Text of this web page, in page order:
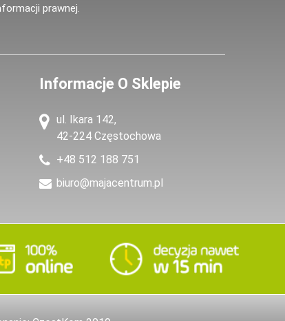
prawnej.
Informacje O Sklepie
ul. Ikara 142,
42-224 Częstochowa
+48 512 188 751
biuro@majacentrum.pl